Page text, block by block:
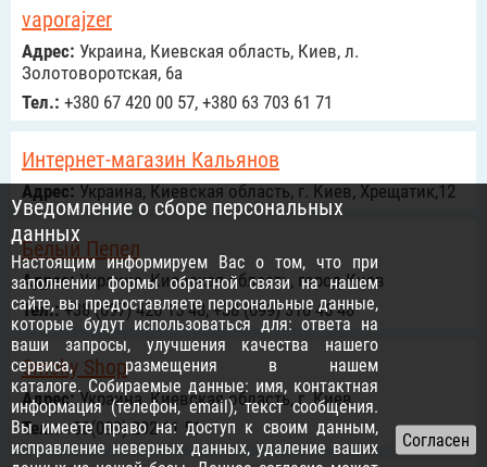
vaporajzer
Адрес: Украина, Киевская область, Киев, л.
Золотоворотская, 6а
Тел.: +380 67 420 00 57, +380 63 703 61 71
Интернет-магазин Кальянов
Адрес: Украина, Киевская область, г. Киев, Хрещатик,12
Белый Пепел
Адрес:Украина, Киевская область, город Киев
Тел.:+38 (097) 426 15 48, +38 (099) 310 46 48
Smoky Shop
Адрес:Украина, Киевская область, г. Киев
Тел.:+38(099) 292 11 51
Уведомление о сборе персональных
данных
Настоящим информируем Вас о том, что при
заполнении формы обратной связи на нашем
сайте, вы предоставляете персональные данные,
которые будут использоваться для: ответа на
ваши запросы, улучшения качества нашего
сервиса, размещения в нашем
каталоге. Собираемые данные: имя, контактная
информация (телефон, email), текст сообщения.
Вы имеете право на: доступ к своим данным,
исправление неверных данных, удаление ваших